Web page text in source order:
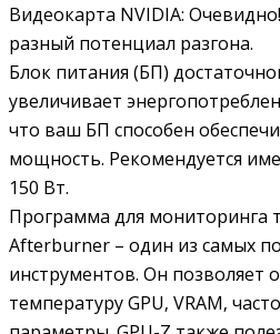
Видеокарта NVIDIA:
разный потенциал разгона.
Блок питания (БП)
увеличивает
что ваш БП способен
мощность. Рекомендуется
150 Вт.
Программа для мониторинга
Afterburner – один из самых
инструментов. Он позволяет
температуру GPU‚ VRAM‚